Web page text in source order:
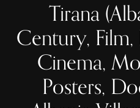
Tirana
Century, Film,
Cinema,
Posters,